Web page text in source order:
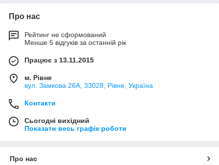
Про нас
Рейтинг не сформований
Менше 5 відгуків за останній рік
Працює з 13.11.2015
м. Рівне
вул. Замкова 26А, 33028, Рівне, Україна
Контакти
Сьогодні вихідний
Показати весь графік роботи
Про нас